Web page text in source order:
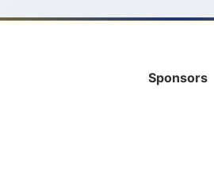
Sponsors